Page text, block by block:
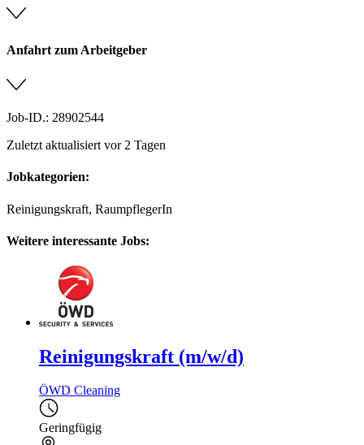
Anfahrt zum Arbeitgeber
Job-ID.: 28902544
Zuletzt aktualisiert vor 2 Tagen
Jobkategorien:
Reinigungskraft, RaumpflegerIn
Weitere interessante Jobs:
Reinigungskraft (m/w/d)
ÖWD Cleaning
Geringfügig